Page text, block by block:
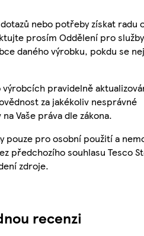
nebo potřeby získat radu
prosím Oddělení pro služby
daného výrobku, pokdu se
pravidelně
za jakékoliv nesprávné
Vaše práva dle zákona.
pouze pro osobní použití a
předchozího souhlasu Tesco
zdroje.
recenzi